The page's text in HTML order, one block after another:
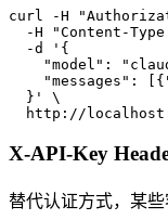
curl -H
-H "Content-
  -d '{
"model":
"messages":
  }' \
http://
X-API-Key
替代认证方式，某些